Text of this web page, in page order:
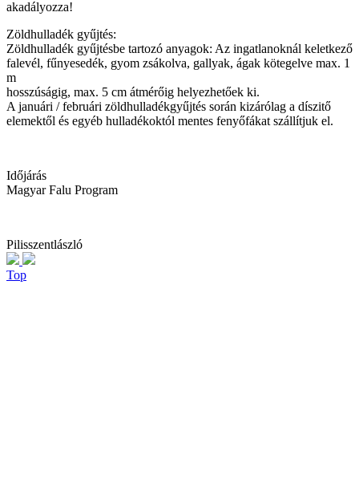
akadályozza!
Zöldhulladék gyűjtés:
Zöldhulladék gyűjtésbe tartozó anyagok: Az ingatlanoknál keletkező
falevél, fűnyesedék, gyom zsákolva, gallyak, ágak kötegelve max. 1
m
hosszúságig, max. 5 cm átmérőig helyezhetőek ki.
A januári / februári zöldhulladékgyűjtés során kizárólag a díszitő
elemektől és egyéb hulladékoktól mentes fenyőfákat szállítjuk el.
Időjárás
Magyar Falu Program
Pilisszentlászló
Top